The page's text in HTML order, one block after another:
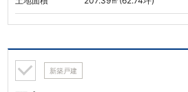
新築戸建